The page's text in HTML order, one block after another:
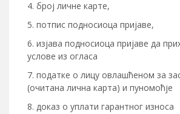
број личне карте,
потпис подносиоца пријаве,
изјава подносиоца пријаве да
услове из огласа
податке о лицу овлашћеном за
(очитана лична карта) и пуномоћје
доказ о уплати гарантног износа